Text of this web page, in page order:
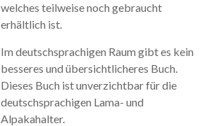
welches teilweise noch gebraucht
erhältlich ist.
Im deutschsprachigen Raum gibt es kein
besseres und übersichtlicheres Buch.
Dieses Buch ist unverzichtbar für die
deutschsprachigen Lama- und
Alpakahalter.